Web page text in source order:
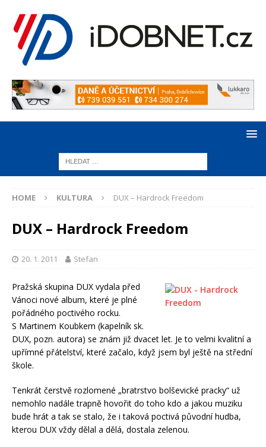
HOME KULTURA DUX – Hardrock Freedom
DUX – Hardrock Freedom
20. 1. 2011 Stefan
Pražská skupina DUX vydala před
Vánoci nové album, které je plné
pořádného poctivého rocku.
S Martinem Koubkem (kapelník sk.
DUX, pozn. autora) se znám již dvacet let. Je to velmi kvalitní a
upřímné přátelství, které začalo, když jsem byl ještě na střední
škole.
Tenkrát čerstvě rozlomené „bratrstvo bolševické pracky“ už
nemohlo nadále trapně hovořit do toho kdo a jakou muziku
bude hrát a tak se stalo, že i taková poctivá původní hudba,
kterou DUX vždy dělal a dělá, dostala zelenou.